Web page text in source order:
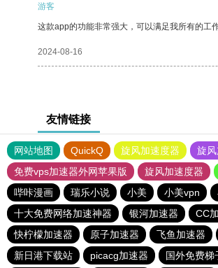
游客
这款app的功能非常强大，可以满足我所有的工
2024-08-16
友情链接
网站地图 QuickQ 旋风加速度器 旋
免费vps加速器外网苹果版
旋风加速度器
哔咔漫画
瑞乐小说 小美 小美vpn
十大免费网络加速神器
银河加速器 CC
快柠檬加速器
原子加速器 飞鱼加速器
新日港下载站
picacg加速器 国外免费梯